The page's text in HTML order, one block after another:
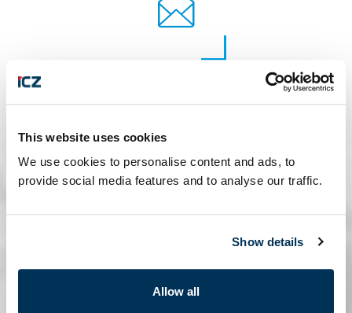
This website uses cookies
We use cookies to personalise content and ads, to
provide social media features and to analyse our traffic.
Show details
Allow all
kontaktný formulár